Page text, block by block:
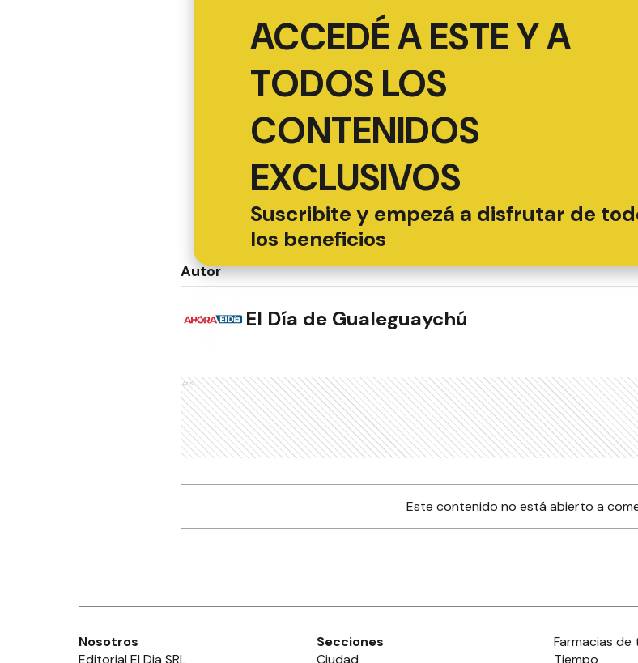
ACCEDÉ A ESTE Y A
TODOS LOS
CONTENIDOS
EXCLUSIVOS
Suscribite y empezá a disfrutar de
los beneficios
Autor
El Día de Gualeguaychú
Ads
Este contenido no está abierto a
Nosotros
Editorial El Dia SRL
Secciones
Ciudad
Farmacias de
Tiempo